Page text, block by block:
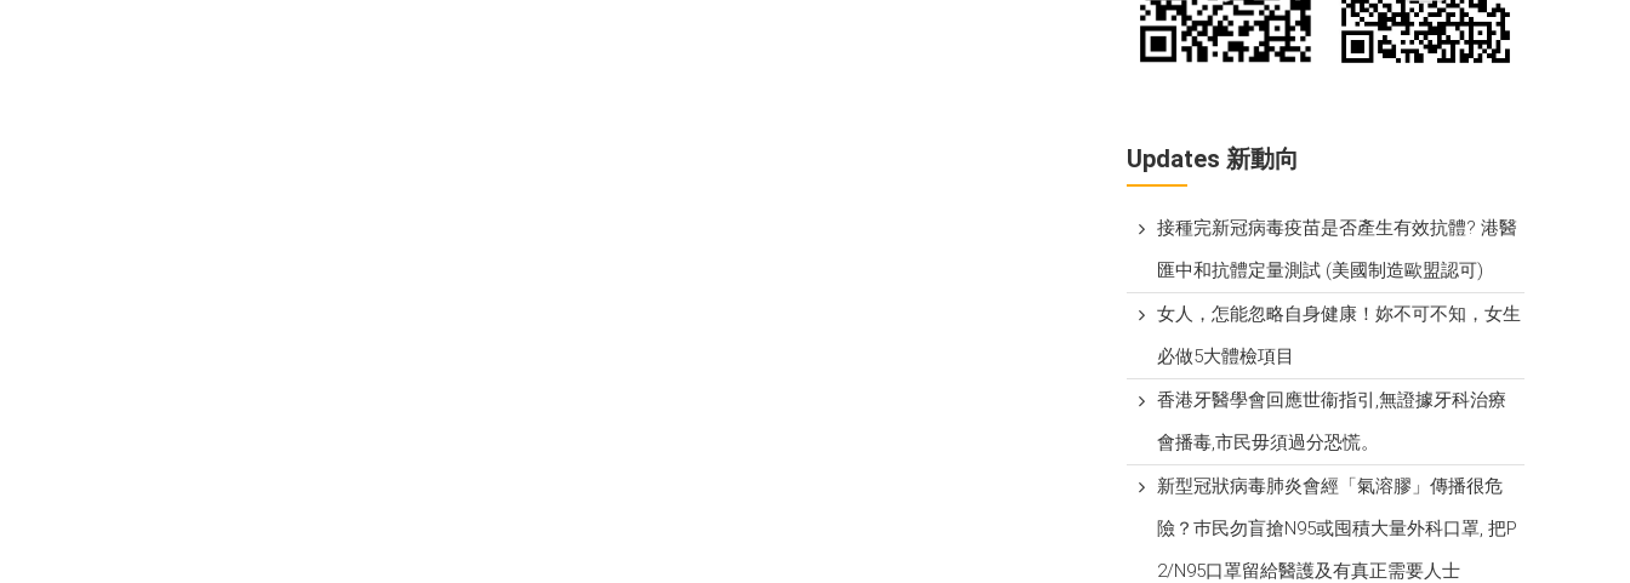
Updates 新動向
接種完新冠病毒疫苗是否產生有效抗體? 港醫
匯中和抗體定量測試 (美國制造歐盟認可)
女人，怎能忽略自身健康！妳不可不知，女生
必做5大體檢項目
香港牙醫學會回應世衞指引,無證據牙科治療
會播毒,市民毋須過分恐慌。
新型冠狀病毒肺炎會經「氣溶膠」傳播很危
險？巿民勿盲搶N95或囤積大量外科口罩, 把P​
2/N95口罩留給醫護及有真正需要人士